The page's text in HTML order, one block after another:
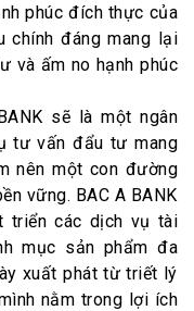
phúc đích thực của
chính đáng mang lại
và ấm no hạnh phúc
sẽ là một ngân
tư vấn đẩu tư mang
nên một con đường
vững. BAC A BANK
triển các dịch vụ tài
mục sản phẩm đa
xuất phát từ triết lý
nằm trong lợi ích